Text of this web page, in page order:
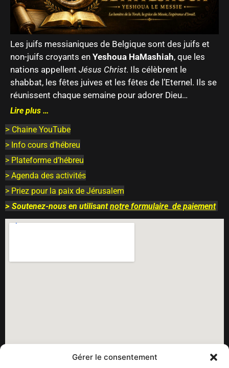
Gérer le consentement
Les juifs messianiques de Belgique sont des juifs et
non-juifs croyants en Yeshoua HaMashiah, que les
nations appellent Jésus Christ. Ils célèbrent le
shabbat, les fêtes juives et les fêtes de l’Eternel. Ils se
réunissent chaque semaine pour adorer Dieu…
Lire plus …
> Chaine YouTube
> Info cours d’hébreu
> Plateforme d’hébreu
> Agenda des activités
> Priez pour la paix de Jérusalem
> Soutenez-nous en utilisantnotre formulaire de paiement